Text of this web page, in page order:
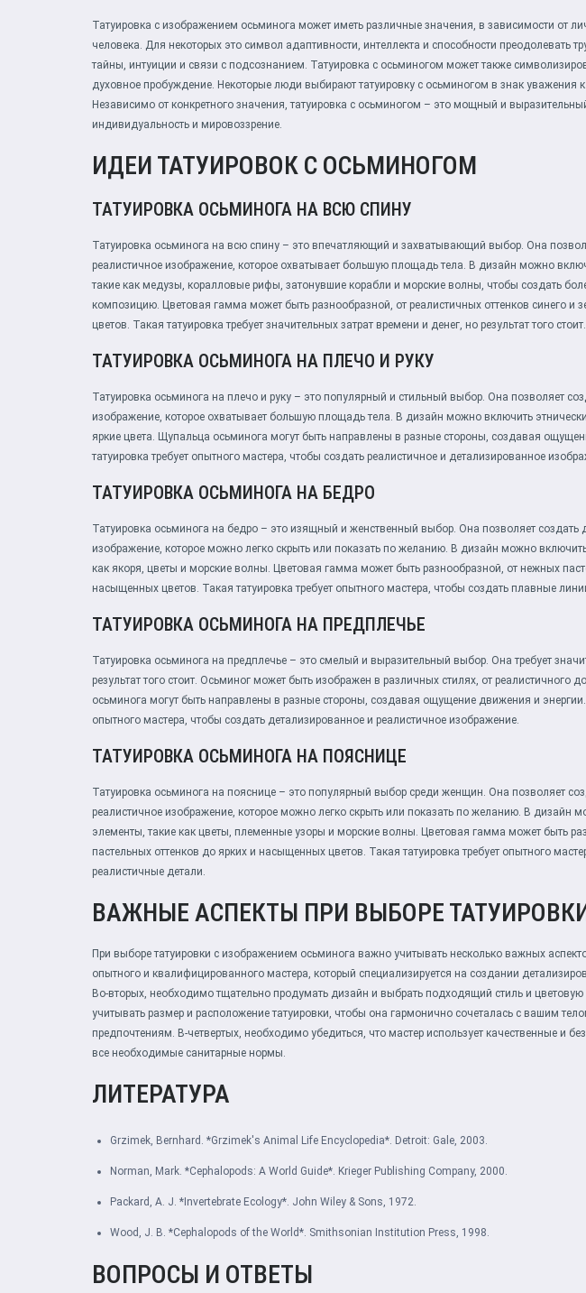
Татуировка с изображением осьминога может иметь различные значения, в зависимости от
человека. Для некоторых это символ адаптивности, интеллекта и способности преодолевать
тайны, интуиции и связи с подсознанием. Татуировка с осьминогом может также
духовное пробуждение. Некоторые люди выбирают татуировку с осьминогом в знак уважения
Независимо от конкретного значения, татуировка с осьминогом – это мощный и
индивидуальность и мировоззрение.
ИДЕИ ТАТУИРОВОК С ОСЬМИНОГОМ
ТАТУИРОВКА ОСЬМИНОГА НА ВСЮ СПИНУ
Татуировка осьминога на всю спину – это впечатляющий и захватывающий выбор. Она
реалистичное изображение, которое охватывает большую площадь тела. В дизайн можно
такие как медузы, коралловые рифы, затонувшие корабли и морские волны, чтобы создать
композицию. Цветовая гамма может быть разнообразной, от реалистичных оттенков синего и
цветов. Такая татуировка требует значительных затрат времени и денег, но результат того стоит.
ТАТУИРОВКА ОСЬМИНОГА НА ПЛЕЧО И РУКУ
Татуировка осьминога на плечо и руку – это популярный и стильный выбор. Она позволяет
изображение, которое охватывает большую площадь тела. В дизайн можно включить
яркие цвета. Щупальца осьминога могут быть направлены в разные стороны, создавая
татуировка требует опытного мастера, чтобы создать реалистичное и детализированное
ТАТУИРОВКА ОСЬМИНОГА НА БЕДРО
Татуировка осьминога на бедро – это изящный и женственный выбор. Она позволяет создать
изображение, которое можно легко скрыть или показать по желанию. В дизайн можно
как якоря, цветы и морские волны. Цветовая гамма может быть разнообразной, от нежных
насыщенных цветов. Такая татуировка требует опытного мастера, чтобы создать плавные
ТАТУИРОВКА ОСЬМИНОГА НА ПРЕДПЛЕЧЬЕ
Татуировка осьминога на предплечье – это смелый и выразительный выбор. Она требует
результат того стоит. Осьминог может быть изображен в различных стилях, от реалистичного
осьминога могут быть направлены в разные стороны, создавая ощущение движения и энергии.
опытного мастера, чтобы создать детализированное и реалистичное изображение.
ТАТУИРОВКА ОСЬМИНОГА НА ПОЯСНИЦЕ
Татуировка осьминога на пояснице – это популярный выбор среди женщин. Она позволяет
реалистичное изображение, которое можно легко скрыть или показать по желанию. В дизайн
элементы, такие как цветы, племенные узоры и морские волны. Цветовая гамма может быть
пастельных оттенков до ярких и насыщенных цветов. Такая татуировка требует опытного
реалистичные детали.
ВАЖНЫЕ АСПЕКТЫ ПРИ ВЫБОРЕ
При выборе татуировки с изображением осьминога важно учитывать несколько важных
опытного и квалифицированного мастера, который специализируется на создании
Во-вторых, необходимо тщательно продумать дизайн и выбрать подходящий стиль и
учитывать размер и расположение татуировки, чтобы она гармонично сочеталась с вашим
предпочтениям. В-четвертых, необходимо убедиться, что мастер использует качественные и
все необходимые санитарные нормы.
ЛИТЕРАТУРА
Grzimek, Bernhard. *Grzimek's Animal Life Encyclopedia*. Detroit: Gale, 2003.
Norman, Mark. *Cephalopods: A World Guide*. Krieger Publishing Company, 2000.
Packard, A. J. *Invertebrate Ecology*. John Wiley & Sons, 1972.
Wood, J. B. *Cephalopods of the World*. Smithsonian Institution Press, 1998.
ВОПРОСЫ И ОТВЕТЫ